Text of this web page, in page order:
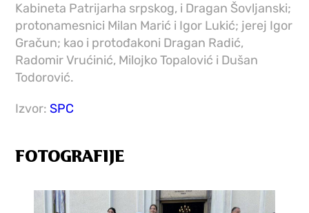
Kabineta Patrijarha srpskog, i Dragan Šovljanski;
protonamesnici Milan Marić i Igor Lukić; jerej Igor
Gračun; kao i protođakoni Dragan Radić,
Radomir Vrućinić, Milojko Topalović i Dušan
Todorović.
Izvor:SPC
FOTOGRAFIJE